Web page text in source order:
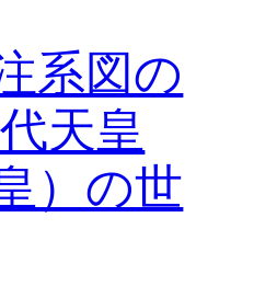
系図の
天皇
）の世